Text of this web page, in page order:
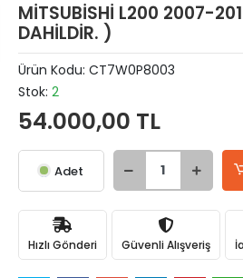
MİTSUBİSHİ L200 2007-
DAHİLDİR. )
Ürün Kodu: CT7W0P8003
Stok: 2
54.000,00 TL
Adet
Hızlı Gönderi Güvenli Alışveriş